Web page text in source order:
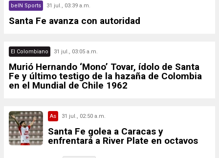
beIN Sports 31 jul., 03:39 a.m.
Santa Fe avanza con autoridad
El Colombiano 31 jul., 03:05 a.m.
Murió Hernando ‘Mono’ Tovar, ídolo de Santa
Fe y último testigo de la hazaña de Colombia
en el Mundial de Chile 1962
As 31 jul., 02:50 a.m.
Santa Fe golea a Caracas y
enfrentará a River Plate en octavos